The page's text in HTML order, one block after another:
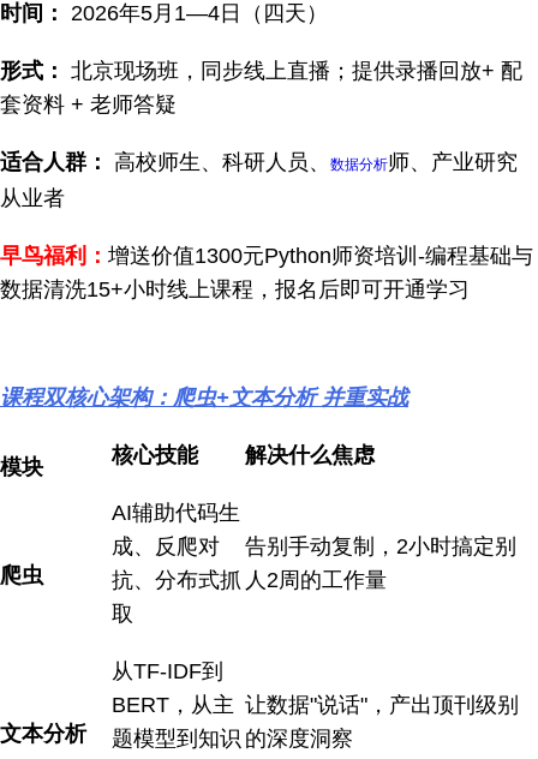
时间： 2026年5月1—4日（四天）
形式： 北京现场班，同步线上直播；提供录播回放+ 配
套资料 + 老师答疑
适合人群： 高校师生、科研人员、 数据分析师、产业研究
从业者
早鸟福利： 增送价值1300元Python师资培训-编程基础与
数据清洗15+小时线上课程，报名后即可开通学习
课程双核心架构：爬虫+文本分析 并重实战
模块 核心技能 解决什么焦虑
爬虫
AI辅助代码生
成、反爬对
抗、分布式抓
取
告别手动复制，2小时搞定别
人2周的工作量
文本分析
从TF-IDF到
BERT，从主
题模型到知识
让数据"说话"，产出顶刊级别
的深度洞察